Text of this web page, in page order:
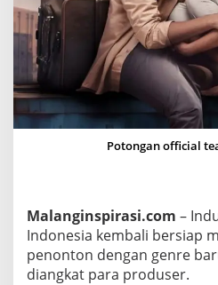
r
e
B
a
r
F
i
D
o
p
Potongan official
Malanginspirasi.com –
Indonesia kembali bersiap
penonton dengan genre
diangkat para produser.